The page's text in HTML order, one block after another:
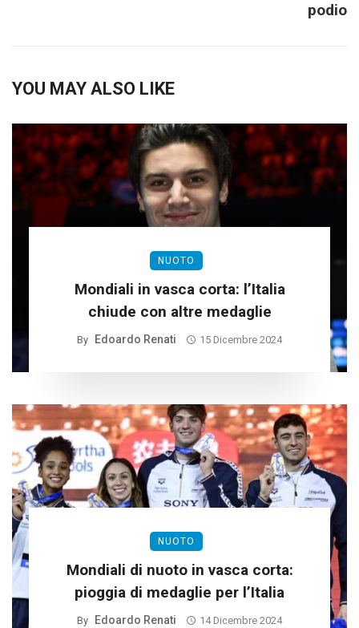
podio
YOU MAY ALSO LIKE
NUOTO
Mondiali in vasca corta: l’Italia
chiude con altre medaglie
By Edoardo Renati 15 Dicembre 2024
NUOTO
Mondiali di nuoto in vasca corta:
pioggia di medaglie per l’Italia
By Edoardo Renati 14 Dicembre 2024